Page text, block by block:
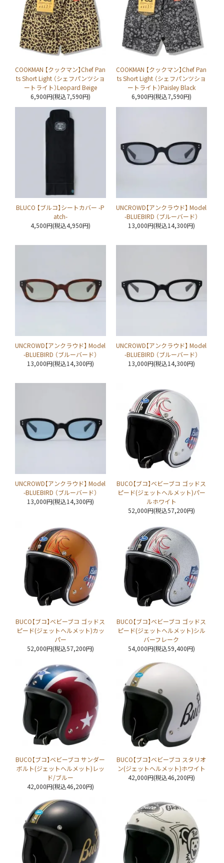
COOKMAN 【クックマン】Chef Pan
ts Short Light （シェフパンツショ
ートライト）Leopard Beige
6,900円(税込7,590円)
COOKMAN 【クックマン】Chef Pan
ts Short Light （シェフパンツショ
ートライト）Paisley Black
6,900円(税込7,590円)
BLUCO 【ブルコ】シートカバー -P
atch-
4,500円(税込4,950円)
UNCROWD【アンクラウド】 Model
-BLUEBIRD （ブルーバード）
13,000円(税込14,300円)
UNCROWD【アンクラウド】 Model
-BLUEBIRD （ブルーバード）
13,000円(税込14,300円)
UNCROWD【アンクラウド】 Model
-BLUEBIRD （ブルーバード）
13,000円(税込14,300円)
UNCROWD【アンクラウド】 Model
-BLUEBIRD （ブルーバード）
13,000円(税込14,300円)
BUCO【ブコ】ベビーブコ ゴッドス
ピード(ジェットヘルメット)パー
ルホワイト
52,000円(税込57,200円)
BUCO【ブコ】ベビーブコ ゴッドス
ピード(ジェットヘルメット)カッ
パー
52,000円(税込57,200円)
BUCO【ブコ】ベビーブコ ゴッドス
ピード(ジェットヘルメット)シル
バーフレーク
54,000円(税込59,400円)
BUCO【ブコ】ベビーブコ サンダー
ボルト(ジェットヘルメット)レッ
ド/ブルー
42,000円(税込46,200円)
BUCO【ブコ】ベビーブコ スタリオ
ン(ジェットヘルメット)ホワイト
42,000円(税込46,200円)